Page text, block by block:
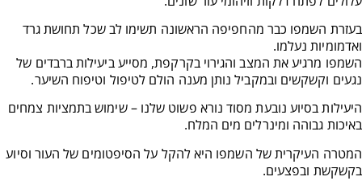
בעזרת השמפו כבר מהחפיפה הראשונה תשימו לב שכל תחושת גרד
ואדמומיות נעלמו.
השמפו מרגיע את המצב והגירוי בקרקפת, מסייע ביעילות ברבדים של
נגעים וקשקשים ובמקביל נותן מענה הולם לטיפול וטיפוח השיער.
היעילות בסיוע נובעת מסוד נורא פשוט שלנו – שימוש בתמציות צמחים
באיכות גבוהה ומינרלים מים המלח.
המטרה העיקרית של השמפו היא להקל על הסיפטומים של העור וסיוע
בקשקשת ובפצעים.